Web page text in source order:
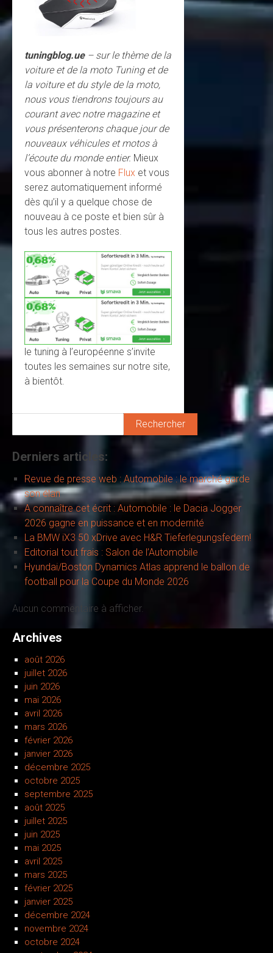
tuningblog.ue– sur le thème de la
voiture et de la moto Tuning et de
la voiture et du style de la moto,
nous vous tiendrons toujours au
courant avec notre magazine et
vous présenterons chaque jour de
nouveaux véhicules et motos à
l’écoute du monde entier. Mieux
vous abonner à notre Flux et vous
serez automatiquement informé
dès qu’il y a quelque chose de
nouveau à ce poste et bien sûr à
tous les autres postes.
le tuning à l’européenne s’invite
toutes les semaines sur notre site,
à bientôt.
Rechercher
Derniers articles:
Revue de presse web : Automobile : le marché garde
son élan
A connaître cet écrit : Automobile : le Dacia Jogger
2026 gagne en puissance et en modernité
La BMW iX3 50 xDrive avec H&R Tieferlegungsfedern!
Editorial tout frais : Salon de l’Automobile
Hyundai/Boston Dynamics Atlas apprend le ballon de
football pour la Coupe du Monde 2026
Aucun commentaire à afficher.
Archives
août 2026
juillet 2026
juin 2026
mai 2026
avril 2026
mars 2026
février 2026
janvier 2026
décembre 2025
octobre 2025
septembre 2025
août 2025
juillet 2025
juin 2025
mai 2025
avril 2025
mars 2025
février 2025
janvier 2025
décembre 2024
novembre 2024
octobre 2024